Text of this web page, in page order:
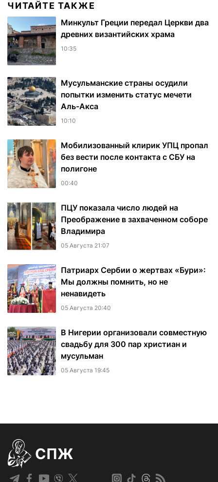
ЧИТАЙТЕ ТАКЖЕ
Минкульт Греции передал Церкви два
древних византийских храма
10:35
Мусульманские страны осудили
попытки изменить статус мечети
Аль-Акса
10:10
Мобилизованный клирик УПЦ пропал
без вести после контакта с СБУ на
полигоне
00:40
ПЦУ показала число людей на
Преображение в захваченном соборе
Владимира
05 Августа 21:07
Патриарх Сербии о жертвах «Бури»:
Мы должны помнить, но не
ненавидеть
05 Августа 20:40
В Нигерии организовали совместную
свадьбу для 300 пар христиан и
мусульман
05 Августа 19:45
СПЖ